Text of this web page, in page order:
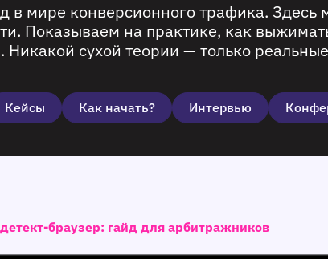
в мире конверсионного трафика.
Показываем на практике, как
Никакой сухой теории — только
Кейсы Как начать? Интервью
браузер: гайд для арбитражников